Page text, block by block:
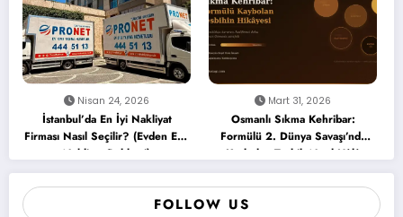
Nisan 24, 2026
İstanbul’da En İyi Nakliyat
Firması Nasıl Seçilir? (Evden Eve
Nakliyat Rehberi)
Mart 31, 2026
Osmanlı Sıkma Kehribar:
Formülü 2. Dünya Savaşı’nda
Kaybolan Tesbih Nasıl Hâlâ
Üretiliyor?
FOLLOW US